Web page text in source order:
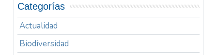
Categorías
Actualidad
Biodiversidad